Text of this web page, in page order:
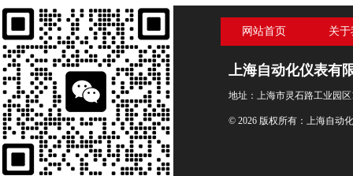
网站首页 关
上海自动化仪表有
地址：上海市灵石路工业园区
© 2026 版权所有：上海自动